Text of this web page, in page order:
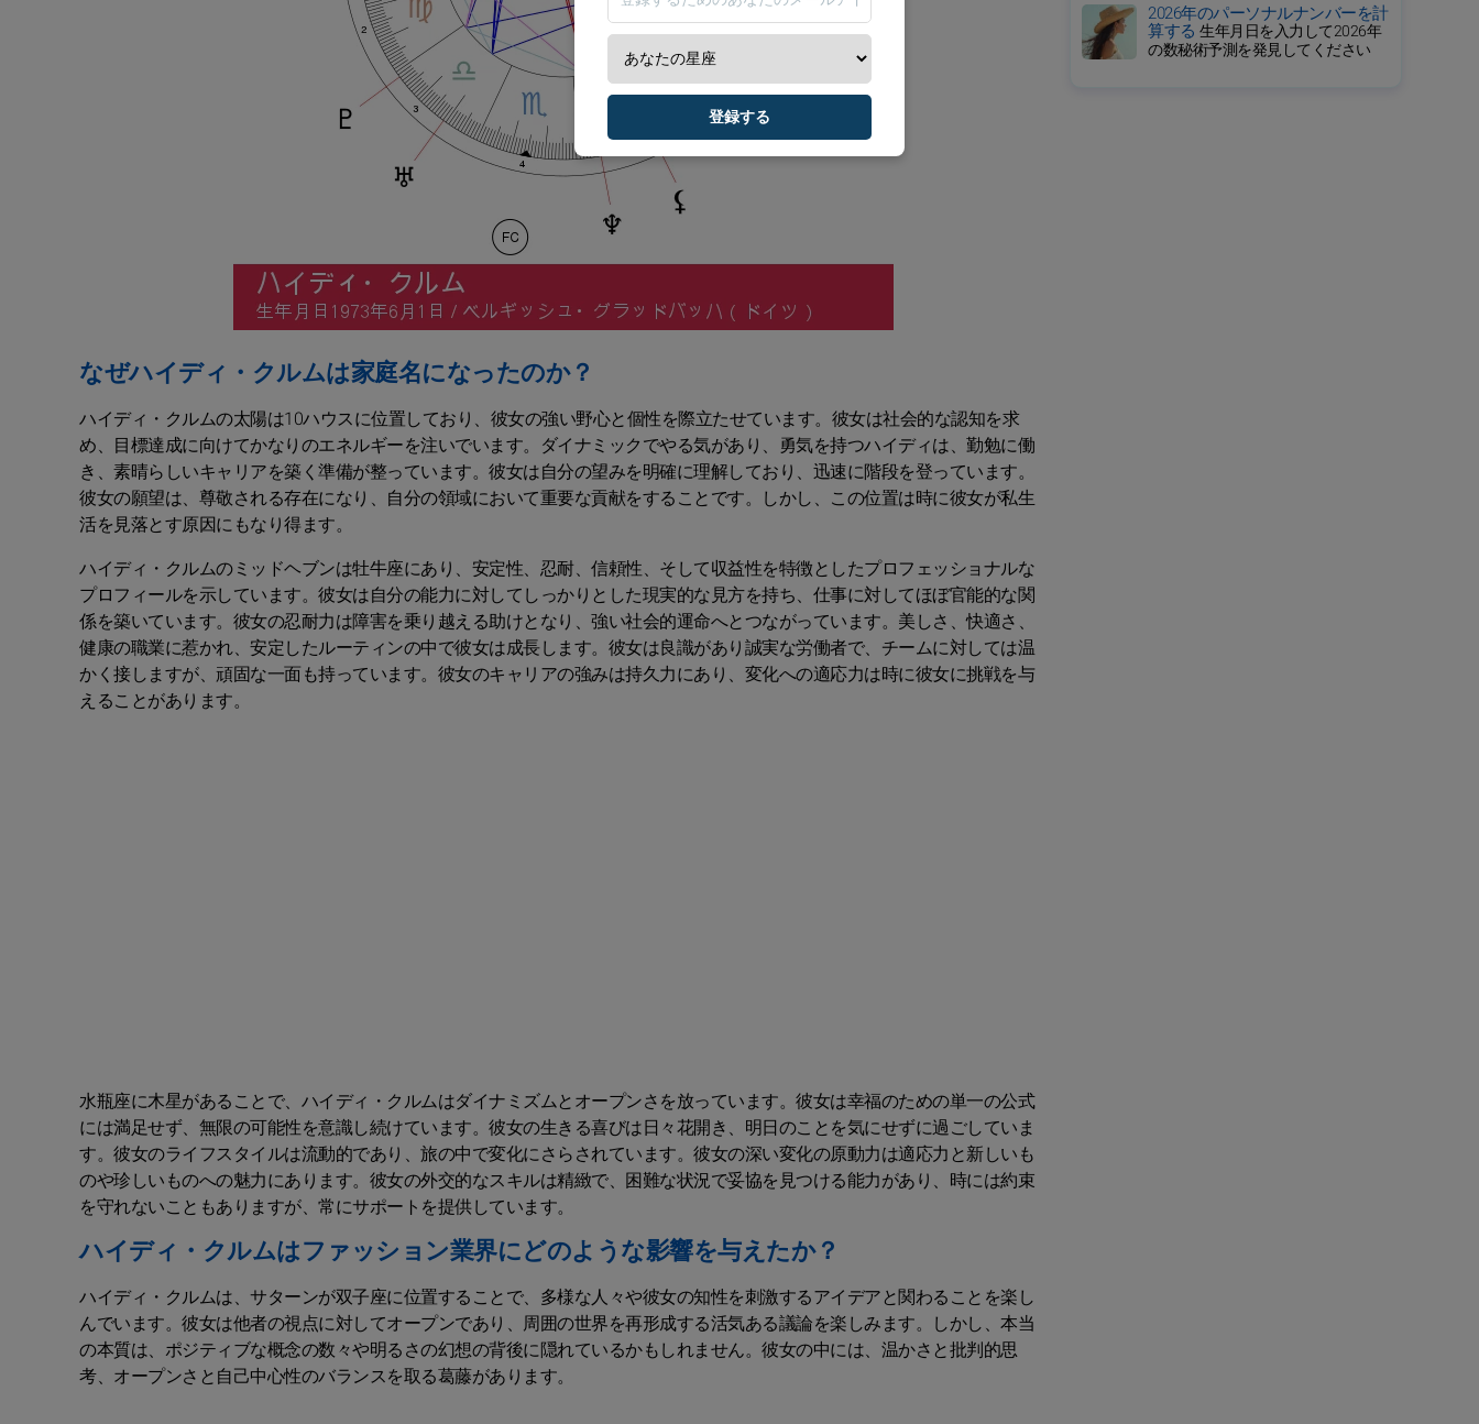
なぜハイディ・クルムは家庭名になったのか？
ハイディ・クルムの太陽は10ハウスに位置しており、彼女の強い野心と個性を際立たせています。彼女は社会的な認知を求
め、目標達成に向けてかなりのエネルギーを注いでいます。ダイナミックでやる気があり、勇気を持つハイディは、勤勉に働
き、素晴らしいキャリアを築く準備が整っています。彼女は自分の望みを明確に理解しており、迅速に階段を登っています。
彼女の願望は、尊敬される存在になり、自分の領域において重要な貢献をすることです。しかし、この位置は時に彼女が私生
活を見落とす原因にもなり得ます。
ハイディ・クルムのミッドヘブンは牡牛座にあり、安定性、忍耐、信頼性、そして収益性を特徴としたプロフェッショナルな
プロフィールを示しています。彼女は自分の能力に対してしっかりとした現実的な見方を持ち、仕事に対してほぼ官能的な関
係を築いています。彼女の忍耐力は障害を乗り越える助けとなり、強い社会的運命へとつながっています。美しさ、快適さ、
健康の職業に惹かれ、安定したルーティンの中で彼女は成長します。彼女は良識があり誠実な労働者で、チームに対しては温
かく接しますが、頑固な一面も持っています。彼女のキャリアの強みは持久力にあり、変化への適応力は時に彼女に挑戦を与
えることがあります。
水瓶座に木星があることで、ハイディ・クルムはダイナミズムとオープンさを放っています。彼女は幸福のための単一の公式
には満足せず、無限の可能性を意識し続けています。彼女の生きる喜びは日々花開き、明日のことを気にせずに過ごしていま
す。彼女のライフスタイルは流動的であり、旅の中で変化にさらされています。彼女の深い変化の原動力は適応力と新しいも
のや珍しいものへの魅力にあります。彼女の外交的なスキルは精緻で、困難な状況で妥協を見つける能力があり、時には約束
を守れないこともありますが、常にサポートを提供しています。
ハイディ・クルムはファッション業界にどのような影響を与えたか？
ハイディ・クルムは、サターンが双子座に位置することで、多様な人々や彼女の知性を刺激するアイデアと関わることを楽し
んでいます。彼女は他者の視点に対してオープンであり、周囲の世界を再形成する活気ある議論を楽しみます。しかし、本当
の本質は、ポジティブな概念の数々や明るさの幻想の背後に隠れているかもしれません。彼女の中には、温かさと批判的思
考、オープンさと自己中心性のバランスを取る葛藤があります。
2026年のパーソナルナンバーを計
算する 生年月日を入力して2026年
の数秘術予測を発見してください
登録する